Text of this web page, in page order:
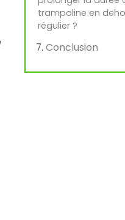
trampoline en
régulier ?
Conclusion